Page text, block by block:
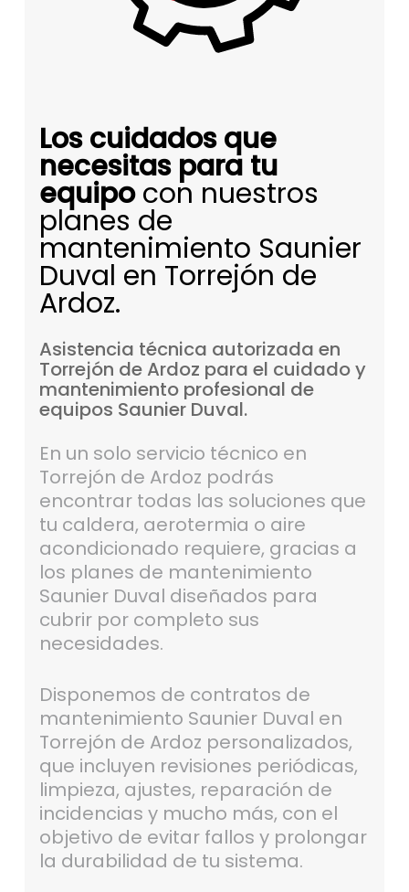
Los cuidados que
necesitas para tu
equipocon nuestros
planes de
mantenimiento Saunier
Duval en Torrejón de
Ardoz.
Asistencia técnica autorizada en
Torrejón de Ardoz para el cuidadoy
mantenimiento profesional de
equipos Saunier Duval.
En un solo servicio técnico en
Torrejón de Ardoz podrás
encontrar todas las soluciones que
tu caldera, aerotermia o aire
acondicionado requiere, gracias a
los planes de mantenimiento
Saunier Duval diseñados para
cubrir por completo sus
necesidades.
Disponemos de contratos de
mantenimiento Saunier Duval en
Torrejón de Ardoz personalizados,
que incluyen revisiones periódicas,
limpieza, ajustes, reparación de
incidencias y mucho más, con el
objetivo de evitar fallos y prolongar
la durabilidad de tu sistema.